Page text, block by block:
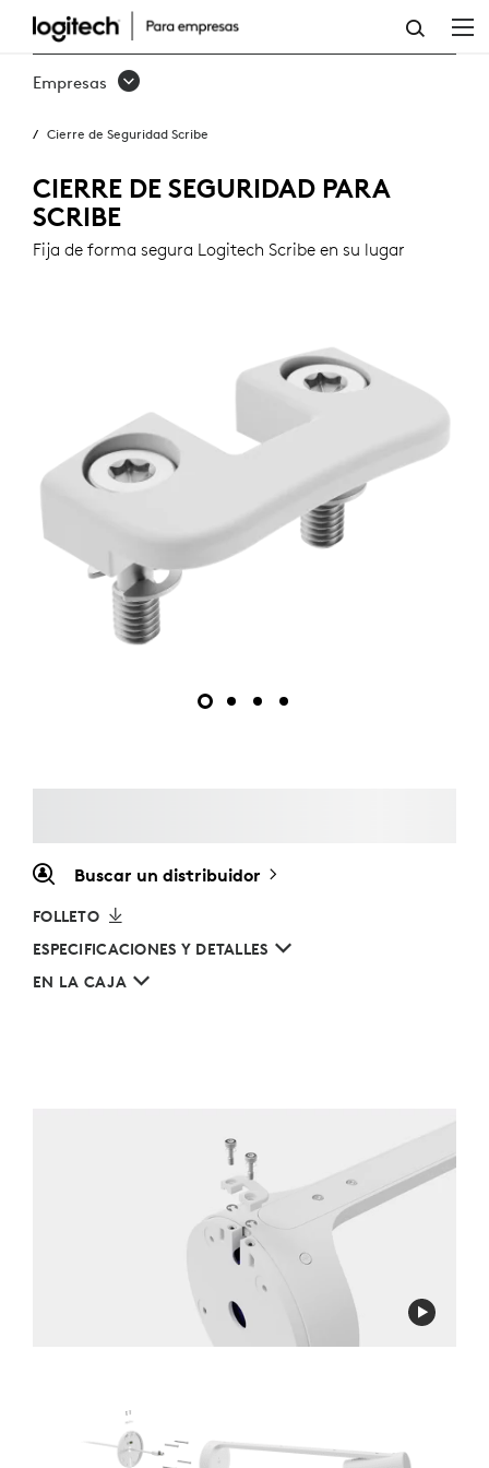
CIERRE
DE
SCRIBE
Empresas
Cierre de Seguridad Scribe
CIERRE DE SEGURIDAD PARA
SCRIBE
Fija de forma segura Logitech Scribe en su lugar
Buscar un distribuidor
FOLLETO
ESPECIFICACIONES Y DETALLES
EN LA CAJA